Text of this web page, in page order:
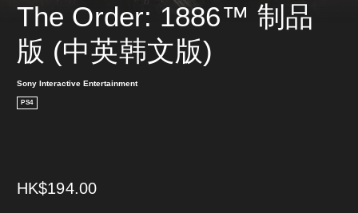
The Order: 1886™ 制品
版 (中英韩文版)
Sony Interactive Entertainment
PS4
HK$194.00